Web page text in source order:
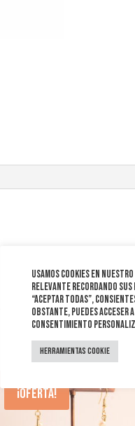
¡Oferta!
Usamos cookies en
relevante recordando sus
“Aceptar todas”,
obstante, puedes acceser
consentimiento
Herramientas Cookie